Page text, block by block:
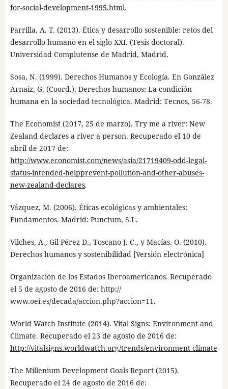
for-social-development-1995.html.
Parrilla, A. T. (2013). Ética y desarrollo sostenible: retos del
desarrollo humano en el siglo XXI. (Tesis doctoral).
Universidad Complutense de Madrid, Madrid.
Sosa, N. (1999). Derechos Humanos y Ecología. En González
Arnaiz, G. (Coord.). Derechos humanos: La condición
humana en la sociedad tecnológica. Madrid: Tecnos, 56-78.
The Economist (2017, 25 de marzo). Try me a river: New
Zealand declares a river a person. Recuperado el 10 de
abril de 2017 de:
http://www.economist.com/news/asia/21719409-odd-legal-
status-intended-helpprevent-pollution-and-other-abuses-
new-zealand-declares.
Vázquez, M. (2006). Éticas ecológicas y ambientales:
Fundamentos. Madrid: Punctum, S.L.
Vilches, A., Gil Pérez D., Toscano J. C., y Macías. O. (2010).
Derechos humanos y sostenibilidad [Versión electrónica]
Organización de los Estados Iberoamericanos. Recuperado
el 5 de agosto de 2016 de: http://
www.oei.es/decada/accion.php?accion=11.
World Watch Institute (2014). Vital Signs: Environment and
Climate. Recuperado el 23 de agosto de 2016 de:
http://vitalsigns.worldwatch.org/trends/environment-climate
The Millenium Development Goals Report (2015).
Recuperado el 24 de agosto de 2016 de: